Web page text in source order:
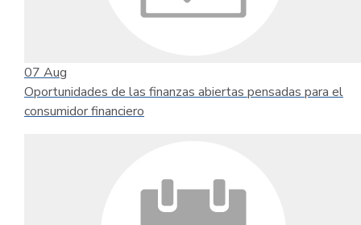
07 Aug
Oportunidades de las finanzas abiertas pensadas para el
consumidor financiero